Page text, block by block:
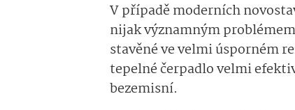
V případě moderních
nijak významným
stavěné ve velmi úsporném
tepelné čerpadlo velmi
bezemisní.